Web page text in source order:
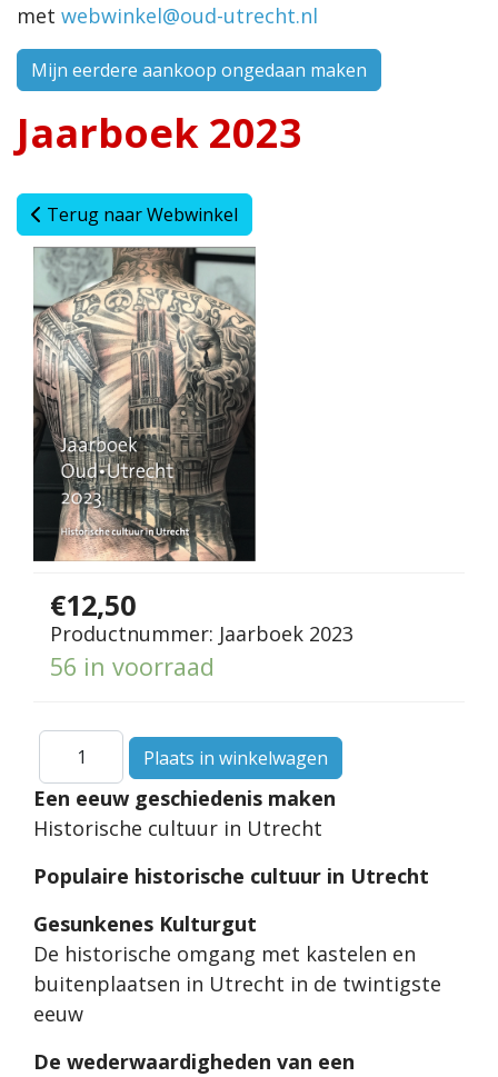
met webwinkel@oud-utrecht.nl
Mijn eerdere aankoop ongedaan maken
Jaarboek 2023
Terug naar Webwinkel
€12,50
Productnummer: Jaarboek 2023
56 in voorraad
Een eeuw geschiedenis maken
Historische cultuur in Utrecht
Populaire historische cultuur in Utrecht
Gesunkenes Kulturgut
De historische omgang met kastelen en
buitenplaatsen in Utrecht in de twintigste
eeuw
De wederwaardigheden van een